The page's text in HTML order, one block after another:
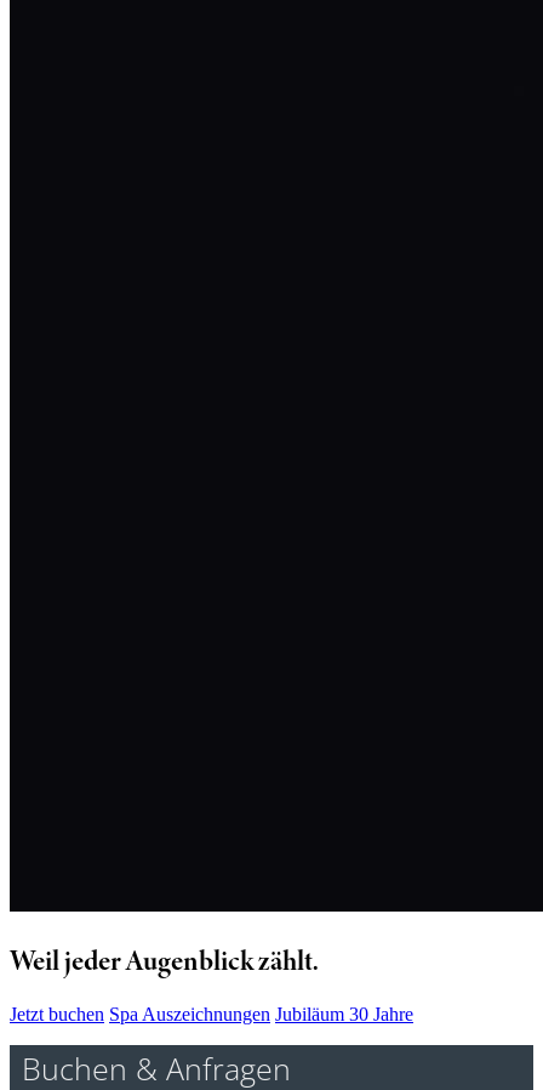
Weil jeder Augenblick zählt.
Jetzt buchen Spa Auszeichnungen Jubiläum 30 Jahre
Buchen & Anfragen